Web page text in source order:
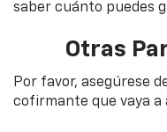
saber cuánto puedes
Otras
Por favor, asegúrese
cofirmante que vaya a